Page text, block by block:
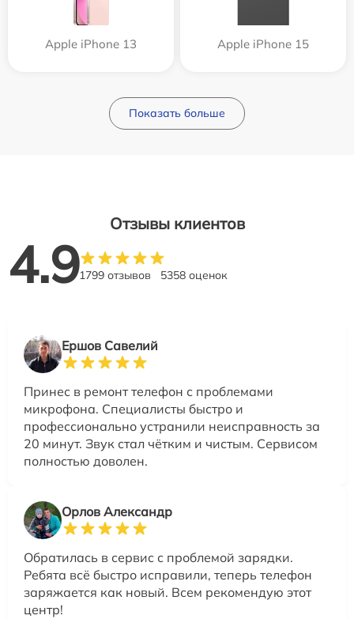
Apple iPhone 13 Apple iPhone 15
Показать больше
Отзывы клиентов
4.91799 отзывов 5358 оценок
Ершов Савелий
Принес в ремонт телефон с проблемами
микрофона. Специалисты быстро и
профессионально устранили неисправность за
20 минут. Звук стал чётким и чистым. Сервисом
полностью доволен.
Орлов Александр
Обратилась в сервис с проблемой зарядки.
Ребята всё быстро исправили, теперь телефон
заряжается как новый. Всем рекомендую этот
центр!